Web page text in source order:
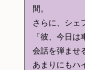
間。
さらに、シェ
「彼、今日
会話を弾ませ
あまりにもハ